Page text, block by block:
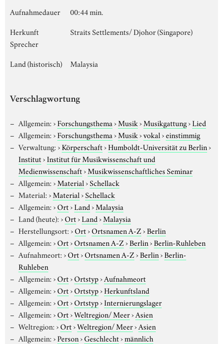
Aufnahmedauer
00:44 min.
Herkunft
Sprecher
Straits Settlements/ Djohor (Singapore)
Land (historisch) Malaysia
Verschlagwortung
Allgemein:›Forschungsthema›Musik›Musikgattung›Lied
Allgemein:›Forschungsthema›Musik›vokal›einstimmig
Verwaltung:›Körperschaft›Humboldt-Universität zu Berlin›
Institut›Institut für Musikwissenschaft und
Medienwissenschaft›Musikwissenschaftliches Seminar
Allgemein:›Material›Schellack
Material:›Material›Schellack
Allgemein:›Ort›Land›Malaysia
Land (heute):›Ort›Land›Malaysia
Herstellungsort:›Ort›Ortsnamen A-Z›Berlin
Allgemein:›Ort›Ortsnamen A-Z›Berlin›Berlin-Ruhleben
Aufnahmeort:›Ort›Ortsnamen A-Z›Berlin›Berlin-
Ruhleben
Allgemein:›Ort›Ortstyp›Aufnahmeort
Allgemein:›Ort›Ortstyp›Herkunftsland
Allgemein:›Ort›Ortstyp›Internierungslager
Allgemein:›Ort›Weltregion/ Meer›Asien
Weltregion:›Ort›Weltregion/ Meer›Asien
Allgemein:›Person›Geschlecht›männlich